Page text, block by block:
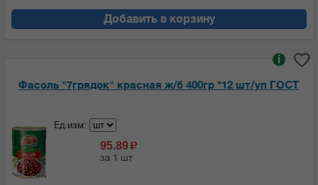
Добавить в корзину
Фасоль "7грядок" красная ж/б 400гр *12 шт/уп ГОСТ
i
Ед.изм:
95.89c
за 1 шт